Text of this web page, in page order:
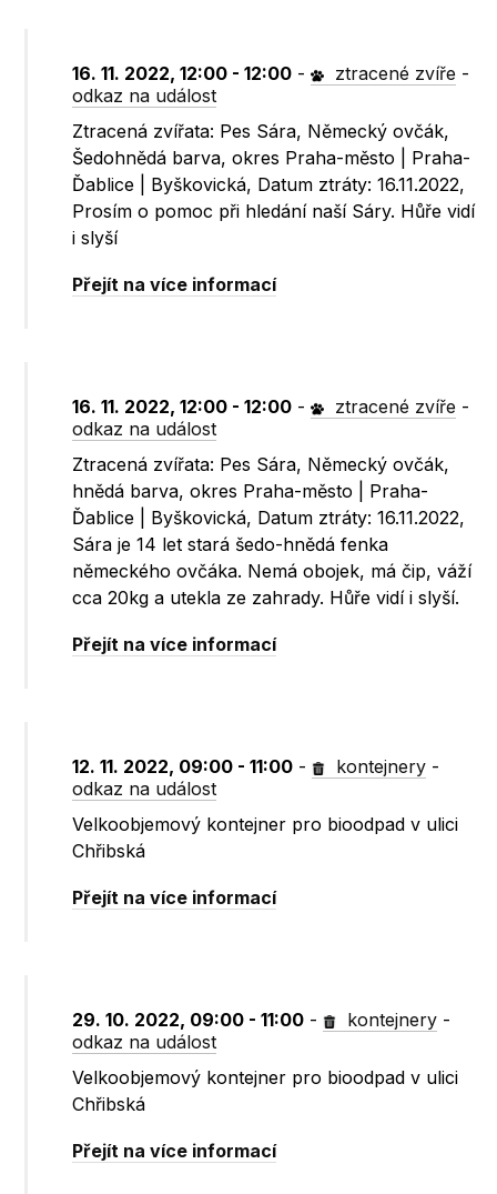
16. 11. 2022, 12:00 - 12:00 - ztracené zvíře -
odkaz na událost
Ztracená zvířata: Pes Sára, Německý ovčák,
Šedohnědá barva, okres Praha-město | Praha-
Ďablice | Byškovická, Datum ztráty: 16.11.2022,
Prosím o pomoc při hledání naší Sáry. Hůře vidí
i slyší
Přejít na více informací
16. 11. 2022, 12:00 - 12:00 - ztracené zvíře -
odkaz na událost
Ztracená zvířata: Pes Sára, Německý ovčák,
hnědá barva, okres Praha-město | Praha-
Ďablice | Byškovická, Datum ztráty: 16.11.2022,
Sára je 14 let stará šedo-hnědá fenka
německého ovčáka. Nemá obojek, má čip, váží
cca 20kg a utekla ze zahrady. Hůře vidí i slyší.
Přejít na více informací
12. 11. 2022, 09:00 - 11:00 - kontejnery -
odkaz na událost
Velkoobjemový kontejner pro bioodpad v ulici
Chřibská
Přejít na více informací
29. 10. 2022, 09:00 - 11:00 - kontejnery -
odkaz na událost
Velkoobjemový kontejner pro bioodpad v ulici
Chřibská
Přejít na více informací